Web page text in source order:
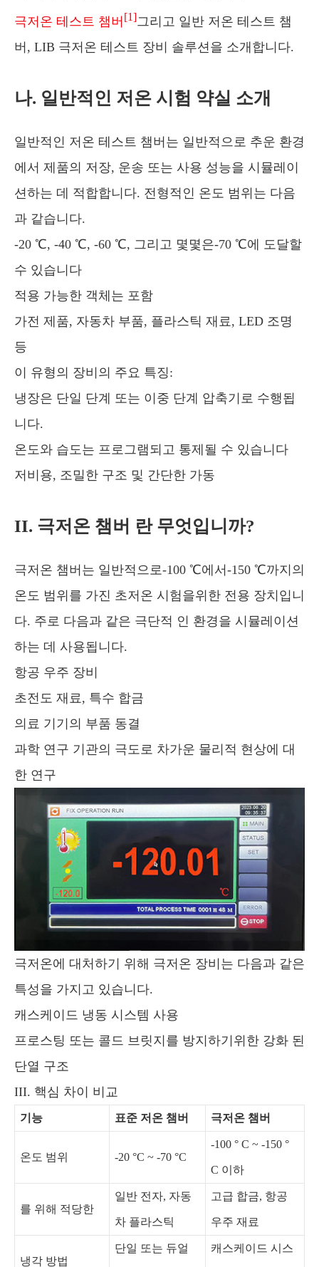
극저온 테스트 챔버 [1]그리고 일반 저온 테스트 챔
버, LIB 극저온 테스트 장비 솔루션을 소개합니다.
나. 일반적인 저온 시험 약실 소개
일반적인 저온 테스트 챔버는 일반적으로 추운 환경
에서 제품의 저장, 운송 또는 사용 성능을 시뮬레이
션하는 데 적합합니다. 전형적인 온도 범위는 다음
과 같습니다.
-20 ℃, -40 ℃, -60 ℃, 그리고 몇몇은-70 ℃에 도달할
수 있습니다
적용 가능한 객체는 포함
가전 제품, 자동차 부품, 플라스틱 재료, LED 조명
등
이 유형의 장비의 주요 특징:
냉장은 단일 단계 또는 이중 단계 압축기로 수행됩
니다.
온도와 습도는 프로그램되고 통제될 수 있습니다
저비용, 조밀한 구조 및 간단한 가동
II. 극저온 챔버 란 무엇입니까?
극저온 챔버는 일반적으로-100 ℃에서-150 ℃까지의
온도 범위를 가진 초저온 시험을위한 전용 장치입니
다. 주로 다음과 같은 극단적 인 환경을 시뮬레이션
하는 데 사용됩니다.
항공 우주 장비
초전도 재료, 특수 합금
의료 기기의 부품 동결
과학 연구 기관의 극도로 차가운 물리적 현상에 대
한 연구
극저온에 대처하기 위해 극저온 장비는 다음과 같은
특성을 가지고 있습니다.
캐스케이드 냉동 시스템 사용
프로스팅 또는 콜드 브릿지를 방지하기위한 강화 된
단열 구조
III. 핵심 차이 비교
기능 표준 저온 챔버 극저온 챔버
온도 범위 -20 °C ~ -70 °C
-100 ° C ~ -150 °
C 이하
를 위해 적당한
일반 전자, 자동
차 플라스틱
고급 합금, 항공
우주 재료
냉각 방법
단일 또는 듀얼 캐스케이드 시스